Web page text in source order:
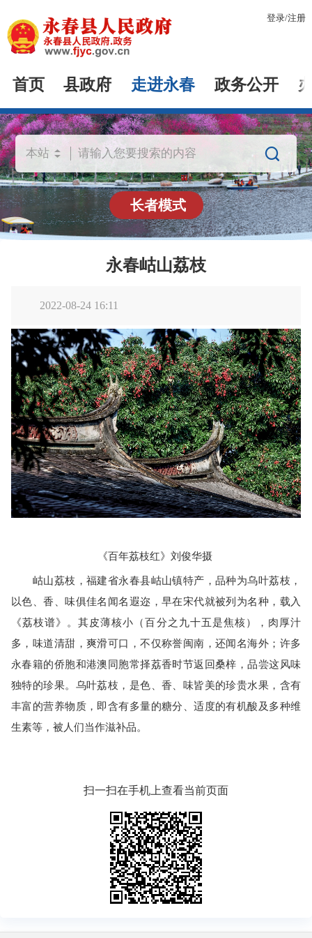
登录/注册
首页 县政府 走进永春 政务公开

长者模式
永春岵山荔枝
2022-08-24 16:11
《百年荔枝红》刘俊华摄
岵山荔枝，福建省永春县岵山镇特产，品种为乌叶荔枝，
以色、香、味俱佳名闻名遐迩，早在宋代就被列为名种，载入
《荔枝谱》。其皮薄核小（百分之九十五是焦核），肉厚汁
多，味道清甜，爽滑可口，不仅称誉闽南，还闻名海外；许多
永春籍的侨胞和港澳同胞常择荔香时节返回桑梓，品尝这风味
独特的珍果。乌叶荔枝，是色、香、味皆美的珍贵水果，含有
丰富的营养物质，即含有多量的糖分、适度的有机酸及多种维
生素等，被人们当作滋补品。
扫一扫在手机上查看当前页面